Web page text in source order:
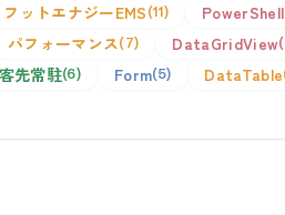
フットエナジーEMS 11 PowerShell
パフォーマンス 7 DataGridView
客先常駐 6 Form 5 DataTable